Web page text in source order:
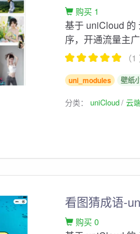
购买 1
基于 uniCloud 的
序，开通流量主
（
uni_modules 壁纸
分类：uniCloud 云
看图猜成语-
购买 0